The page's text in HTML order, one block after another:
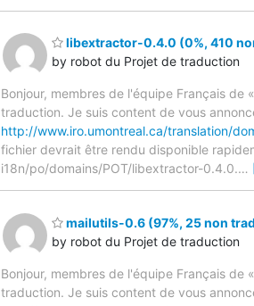
libextractor-0.4.0 (0%, 410
by robot du Projet de traduction
Bonjour, membres de l'équipe Français
traduction. Je suis content de vous
http://www.iro.umontreal.ca/translation/
fichier devrait être rendu disponible
i18n/po/domains/POT/libextractor-0.4.0.…
mailutils-0.6 (97%, 25 non
by robot du Projet de traduction
Bonjour, membres de l'équipe Français
traduction. Je suis content de vous